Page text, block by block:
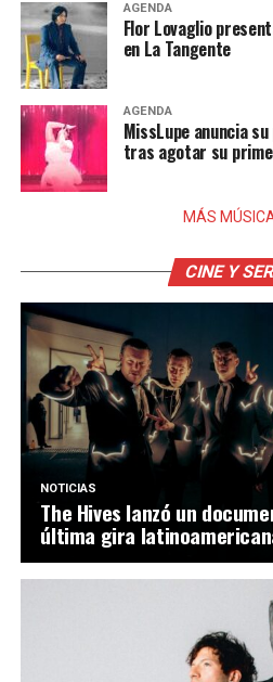
AGENDA
Flor Lovaglio
en La Tangente
AGENDA
MissLupe anuncia
tras agotar su
MÁS
CINE Y
NOTICIAS
The Hives lanzó un
última gira